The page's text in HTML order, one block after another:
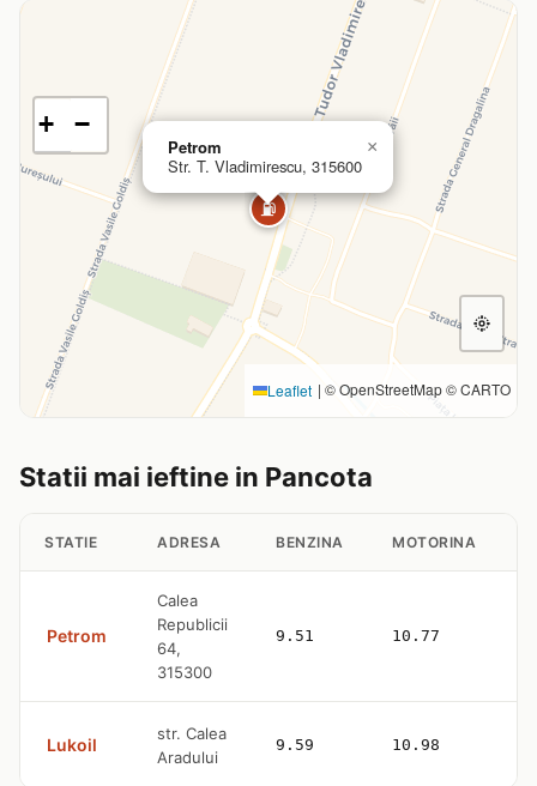
⛽
Petrom
Str. T. Vladimirescu, 315600
×
+ −
Leaflet | © OpenStreetMap © CARTO
Statii mai ieftine in Pancota
STATIE ADRESA BENZINA MOTORINA
Petrom
Calea
Republicii
64,
315300
9.51 10.77
Lukoil
str. Calea
Aradului
9.59 10.98